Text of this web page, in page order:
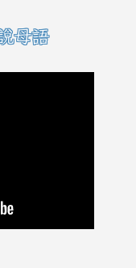
母語